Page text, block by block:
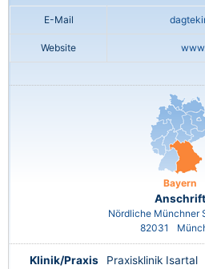
E-Mail
Website
Bayern
Anschrift
Nördliche Münchner
82031
Klinik/Praxis
Praxisklinik Isartal